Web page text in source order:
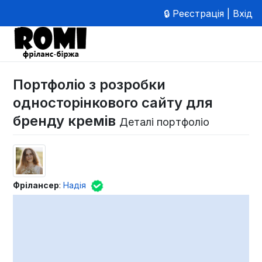
🔒 Реєстрація | Вхід
Портфоліо з розробки
односторінкового сайту для
бренду кремів Деталі портфоліо
Фрілансер:Надія